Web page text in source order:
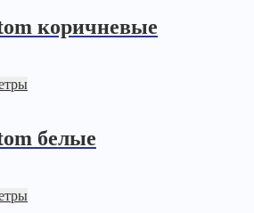
коричневые
белые